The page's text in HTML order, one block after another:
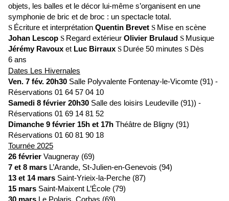
objets, les balles et le décor lui-même s’organisent en une
symphonie de bric et de broc : un spectacle total.
S Écriture et interprétation Quentin Brevet S Mise en scène
Johan Lescop S Regard extérieur Olivier Brulaud S Musique
Jérémy Ravoux et Luc Birraux S Durée 50 minutes S Dès
6 ans
Dates Les Hivernales
Ven. 7 fév. 20h30 Salle Polyvalente Fontenay-le-Vicomte (91) -
Réservations 01 64 57 04 10
Samedi 8 février 20h30 Salle des loisirs Leudeville (91)) -
Réservations 01 69 14 81 52
Dimanche 9 février 15h et 17h Théâtre de Bligny (91)
Réservations 01 60 81 90 18
Tournée 2025
26 février Vaugneray (69)
7 et 8 mars L’Arande, St-Julien-en-Genevois (94)
13 et 14 mars Saint-Yrieix-la-Perche (87)
15 mars Saint-Maixent L’École (79)
30 mars Le Polaris, Corbas (69)